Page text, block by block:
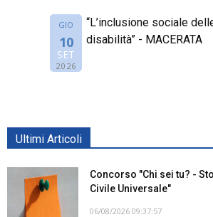
GIO
10
SET
2026
“L’inclusione sociale
disabilità” - MACERATA
Ultimi Articoli
Concorso "Chi sei tu? -
Civile Universale"
06/08/2026 09:37:57